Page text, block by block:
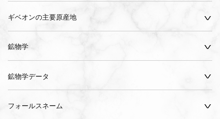
ギベオンの主要原産地
鉱物学
鉱物学データ
フォールスネーム